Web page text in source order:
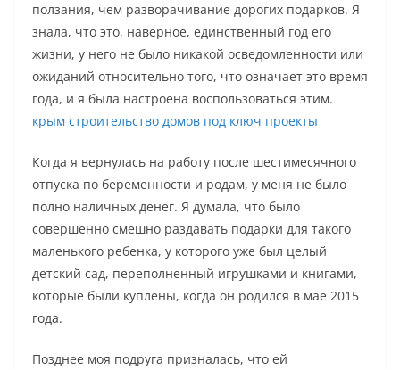
ползания, чем разворачивание дорогих подарков. Я
знала, что это, наверное, единственный год его
жизни, у него не было никакой осведомленности или
ожиданий относительно того, что означает это время
года, и я была настроена воспользоваться этим.
крым строительство домов под ключ проекты
Когда я вернулась на работу после шестимесячного
отпуска по беременности и родам, у меня не было
полно наличных денег. Я думала, что было
совершенно смешно раздавать подарки для такого
маленького ребенка, у которого уже был целый
детский сад, переполненный игрушками и книгами,
которые были куплены, когда он родился в мае 2015
года.
Позднее моя подруга призналась, что ей